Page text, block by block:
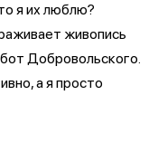
я их люблю?
живопись
Добровольского.
а я просто